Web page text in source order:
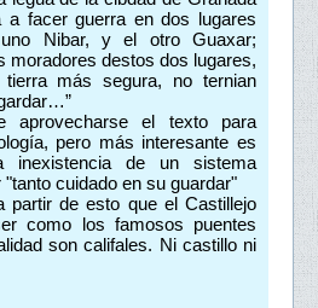
a facer guerra en dos lugares
Nibar, y el otro Guaxar;
moradores destos dos lugares,
más segura, no ternian
aprovecharse el texto para
pero más interesante es
de un sistema
cuidado en su guardar"
partir de esto que el Castillejo
como los famosos puentes
son califales. Ni castillo ni